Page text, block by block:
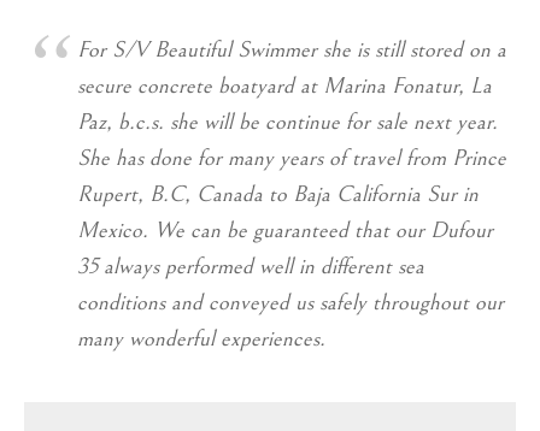
For S/V Beautiful Swimmer she is still stored on a
secure concrete boatyard at Marina Fonatur, La
Paz, b.c.s. she will be continue for sale next year.
She has done for many years of travel from Prince
Rupert, B.C, Canada to Baja California Sur in
Mexico. We can be guaranteed that our Dufour
35 always performed well in different sea
conditions and conveyed us safely throughout our
many wonderful experiences.